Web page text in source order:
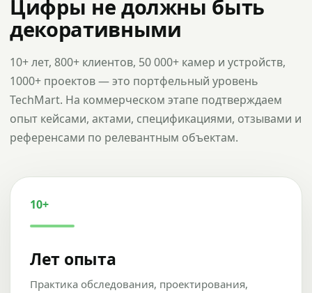
Цифры не должны быть
декоративными
10+ лет, 800+ клиентов, 50 000+ камер и устройств,
1000+ проектов — это портфельный уровень
TechMart. На коммерческом этапе подтверждаем
опыт кейсами, актами, спецификациями, отзывами и
референсами по релевантным объектам.
10+
Лет опыта
Практика обследования, проектирования,